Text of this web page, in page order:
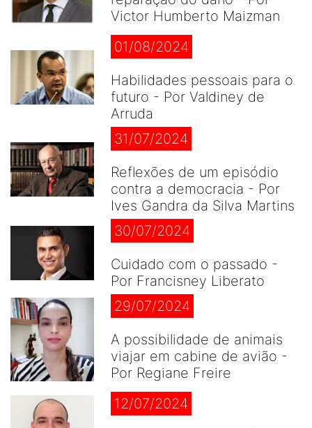
Victor Humberto Maizman
01/08/2024
Habilidades pessoais para o
futuro - Por Valdiney de
Arruda
31/07/2024
Reflexões de um episódio
contra a democracia - Por
Ives Gandra da Silva Martins
30/07/2024
Cuidado com o passado -
Por Francisney Liberato
29/07/2024
A possibilidade de animais
viajar em cabine de avião -
Por Regiane Freire
12/07/2024